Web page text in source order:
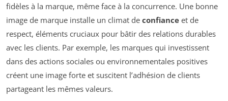
fidèles à la marque, même face à la concurrence. Une bonne
image de marque installe un climat de confiance et de
respect, éléments cruciaux pour bâtir des relations durables
avec les clients. Par exemple, les marques qui investissent
dans des actions sociales ou environnementales positives
créent une image forte et suscitent l’adhésion de clients
partageant les mêmes valeurs.